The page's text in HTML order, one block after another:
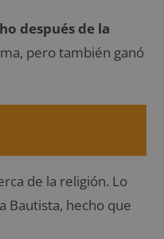
después de la
pero también ganó
de la religión. Lo
Bautista, hecho que